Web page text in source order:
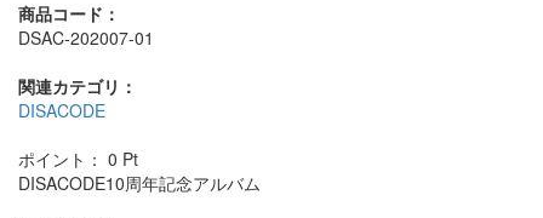
商品コード：
DSAC-202007-01
関連カテゴリ：
DISACODE
ポイント： 0 Pt
DISACODE10周年記念アルバム